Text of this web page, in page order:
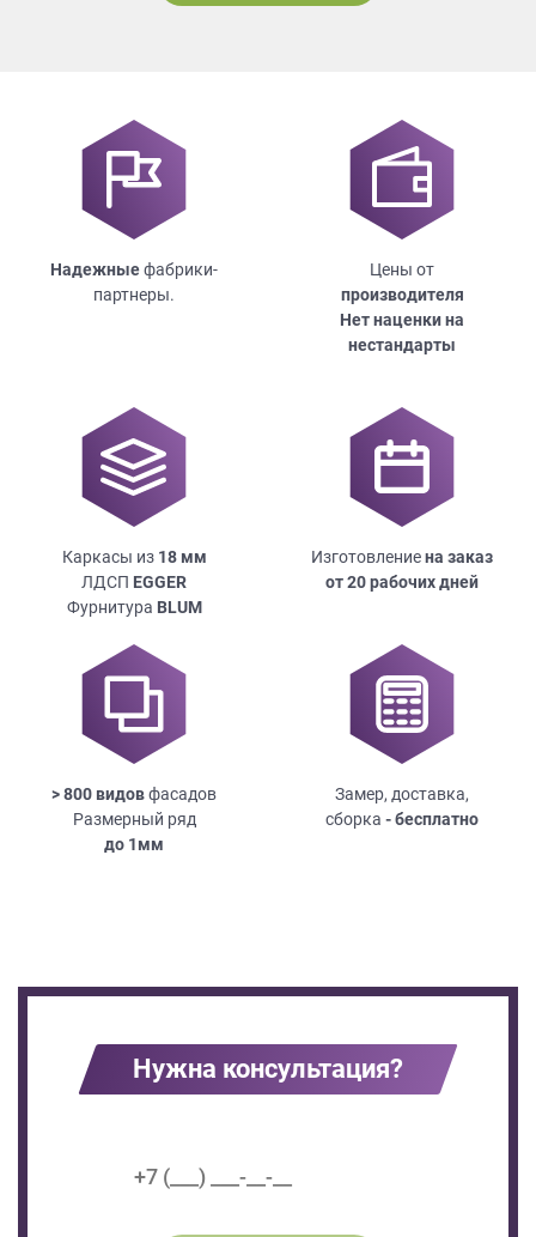
Надежныефабрики-
партнеры.
Цены от
производителя
Нет наценки на
нестандарты
Каркасы из 18мм
ЛДСП EGGER
Фурнитура BLUM
Изготовлениена заказ
от 20 рабочих дней
> 800 видовфасадов
Размерный ряд
до 1мм
Замер, доставка,
сборка - бесплатно
Нужна консультация?